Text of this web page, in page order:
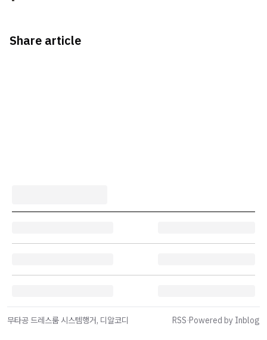
Share article
무타공 드레스룸 시스템행거, 디알코디 RSS·Powered by Inblog